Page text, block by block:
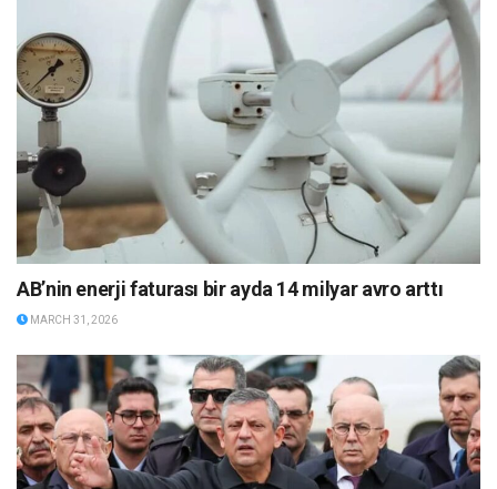
AB’nin enerji faturası bir ayda 14 milyar avro arttı
MARCH 31, 2026